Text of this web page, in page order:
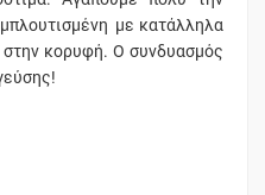
με κατάλληλα
στην κορυφή. Ο συνδυασμός